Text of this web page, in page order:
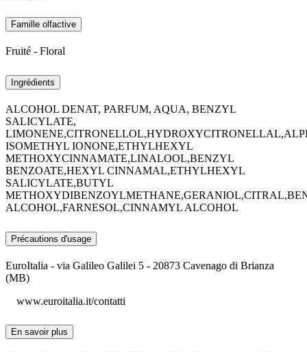
Famille olfactive
Fruité - Floral
Ingrédients
ALCOHOL DENAT, PARFUM, AQUA, BENZYL
SALICYLATE,
ISOMETHYL IONONE,ETHYLHEXYL
METHOXYCINNAMATE,LINALOOL,BENZYL
BENZOATE,HEXYL CINNAMAL,ETHYLHEXYL
SALICYLATE,BUTYL
ALCOHOL,FARNESOL,CINNAMYL ALCOHOL
Précautions d'usage
EuroItalia - via Galileo Galilei 5 - 20873 Cavenago di Brianza
(MB)
www.euroitalia.it/contatti
En savoir plus